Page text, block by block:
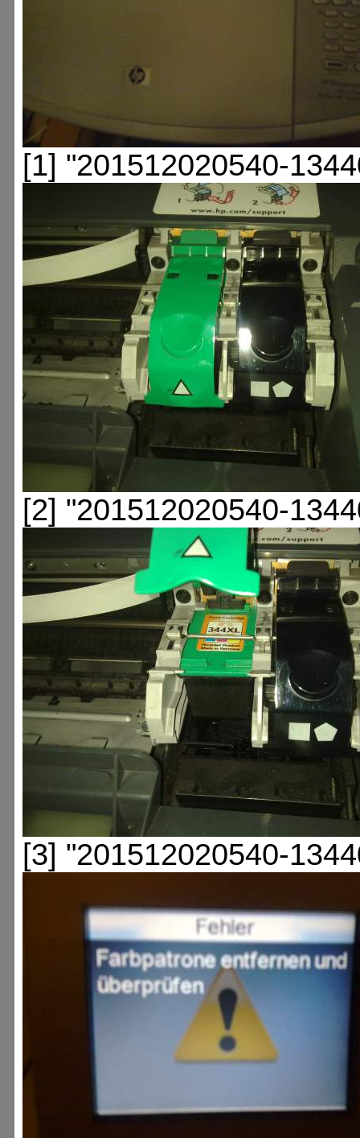
[1] "201512020540-
[2] "201512020540-
[3] "201512020540-